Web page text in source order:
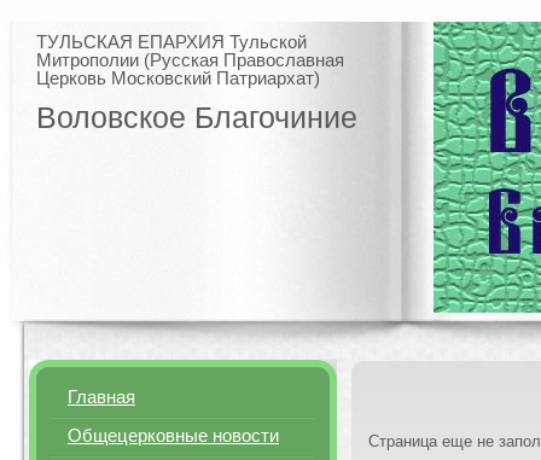
ТУЛЬСКАЯ ЕПАРХИЯ Тульской
Митрополии (Русская Православная
Церковь Московский Патриархат)
Воловское Благочиние
Главная
Общецерковные новости
Страница еще не